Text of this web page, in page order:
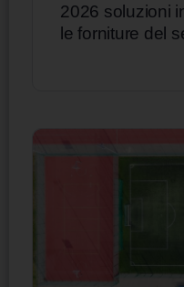
2026 soluzioni
le forniture del